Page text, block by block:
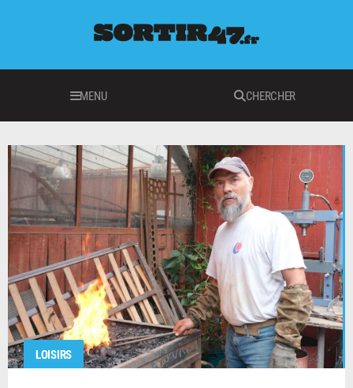
MENU CHERCHER
LOISIRS